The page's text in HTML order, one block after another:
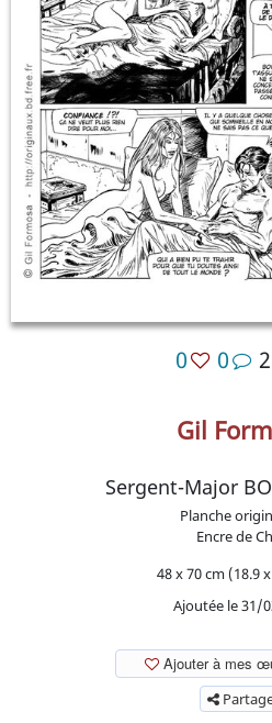
0 0
Gil
Sergent-Major
Planche
Encre de
48 x 70 cm (18.9
Ajoutée le 31/
Ajouter à mes